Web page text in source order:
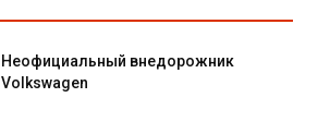
Неофициальный внедорожник
Volkswagen